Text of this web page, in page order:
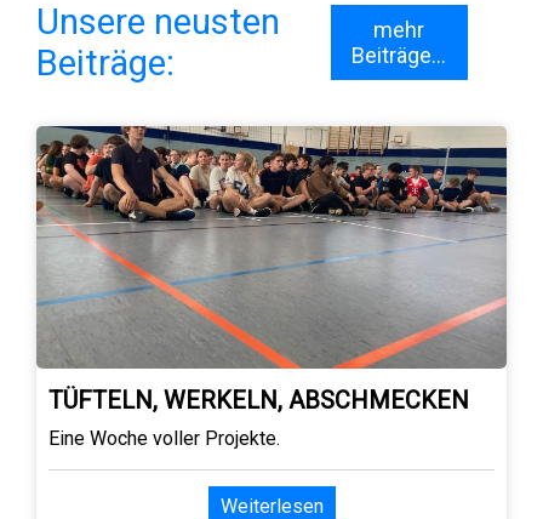
Unsere neusten
Beiträge:
mehr
Beiträge...
TÜFTELN, WERKELN, ABSCHMECKEN
Eine Woche voller Projekte.
Weiterlesen